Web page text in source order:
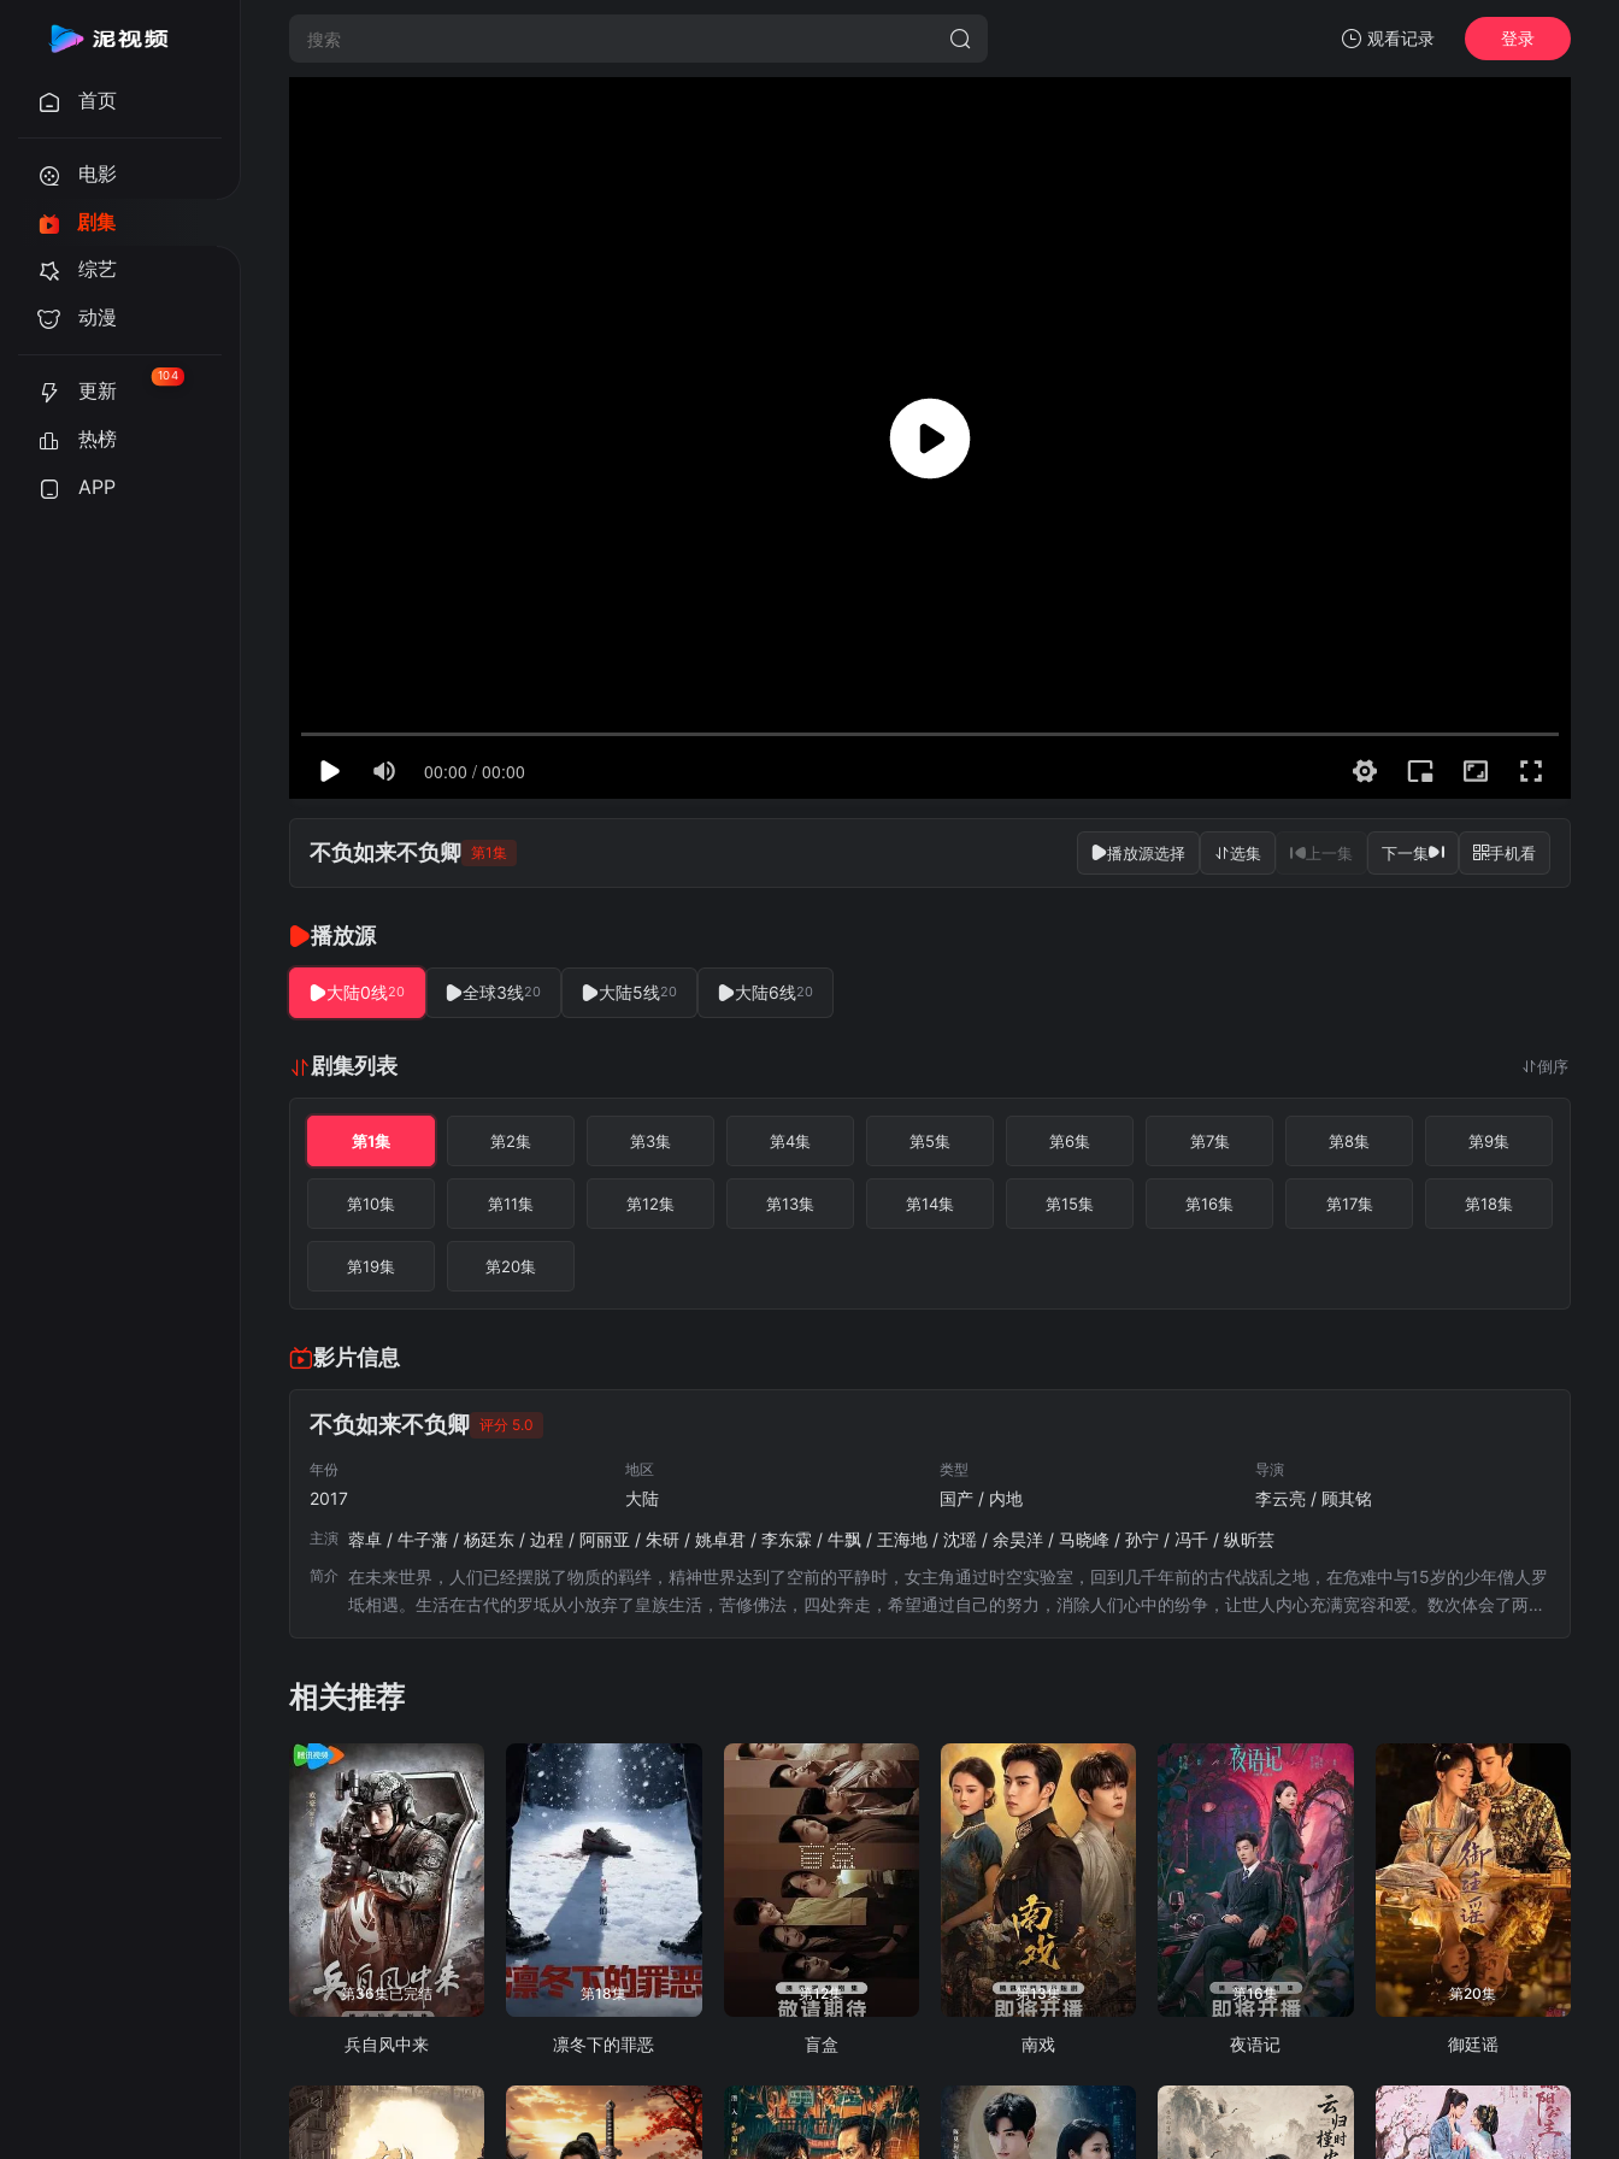
观看记录 登录
首页
电影
剧集
综艺
动漫
更新
104
热榜
APP
不负如来不负卿 第1集 播放源选择 选集 上一集 下一集 手机看
播放源
大陆0线20 全球3线20 大陆5线20 大陆6线20
剧集列表 倒序
第1集 第2集 第3集 第4集 第5集 第6集 第7集 第8集 第9集
第10集 第11集 第12集 第13集 第14集 第15集 第16集 第17集 第18集
第19集 第20集
影片信息
不负如来不负卿 评分 5.0
年份
2017
地区
大陆
类型
国产 / 内地
导演
李云亮 / 顾其铭
主演 蓉卓 / 牛子藩 / 杨廷东 / 边程 / 阿丽亚 / 朱研 / 姚卓君 / 李东霖 / 牛飘 / 王海地 / 沈瑶 / 余昊洋 / 马晓峰 / 孙宁 / 冯千 / 纵昕芸
简介 在未来世界，人们已经摆脱了物质的羁绊，精神世界达到了空前的平静时，女主角通过时空实验室，回到几千年前的古代战乱之地，在危难中与15岁的少年僧人罗
坻相遇。生活在古代的罗坻从小放弃了皇族生活，苦修佛法，四处奔走，希望通过自己的努力，消除人们心中的纷争，让世人内心充满宽容和爱。数次体会了两个
相关推荐
第36集已完结
兵自风中来
第18集
凛冬下的罪恶
第12集
盲盒
第13集
南戏
第16集
夜语记
第20集
御廷谣